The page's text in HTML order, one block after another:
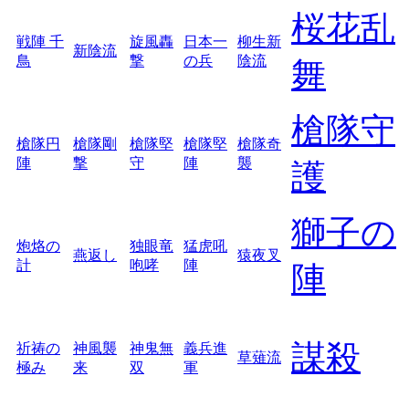
戦陣 千
鳥
新陰流
旋風轟
撃
日本一
の兵
柳生新
陰流
桜花乱
舞
槍隊円
陣
槍隊剛
撃
槍隊堅
守
槍隊堅
陣
槍隊奇
襲
槍隊守
護
炮烙の
計
燕返し
独眼竜
咆哮
猛虎吼
陣
猿夜叉
獅子の
陣
祈祷の
極み
神風襲
来
神鬼無
双
義兵進
軍
草薙流 謀殺